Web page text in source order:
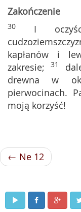
Zakończenie
30 I
kapłanów i
zakresie; 31
drewna w
pierwocinach.
moją korzyść!
← Ne 12